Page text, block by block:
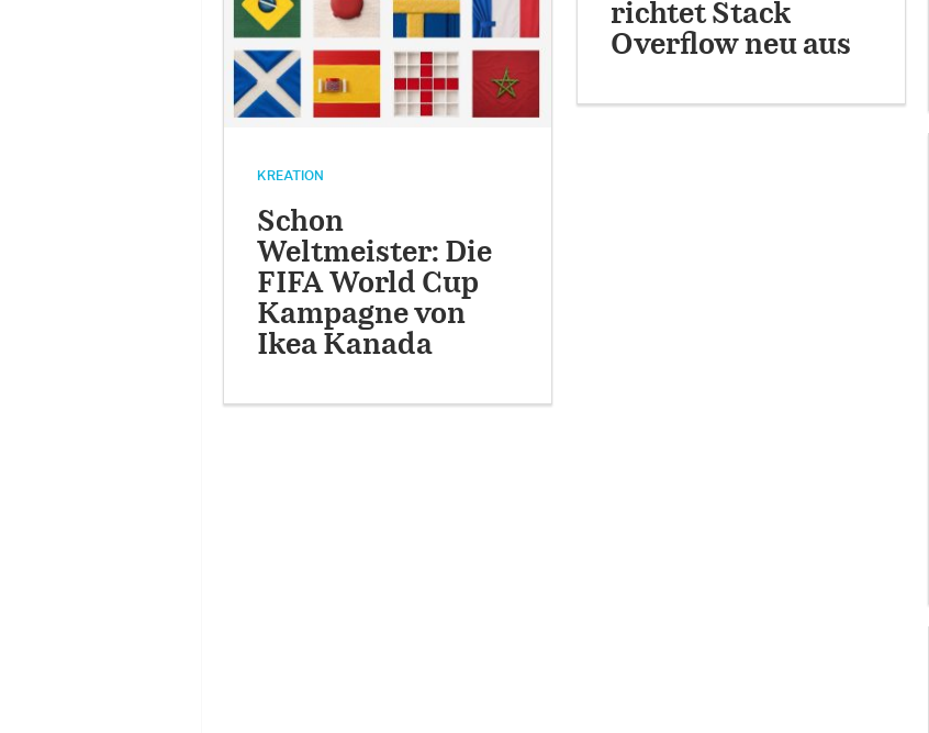
KREATION
Schon
Weltmeister: Die
FIFA World Cup
Kampagne von
Ikea Kanada
richtet Stack
Overflow neu aus